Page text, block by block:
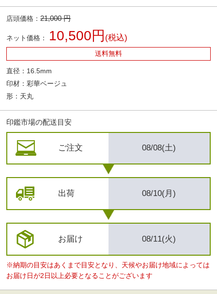
店頭価格：21,000 円
ネット価格： 10,500円 (税込)
送料無料
直径：16.5mm
印材：彩華ベージュ
形：天丸
印鑑市場の配送目安
ご注文 08/08(土)
出荷 08/10(月)
お届け 08/11(火)
※納期の目安はあくまで目安となり、天候やお届け地域によっては
お届け日が2日以上必要となることがございます